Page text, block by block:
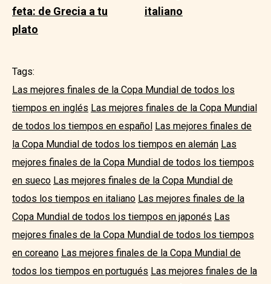
feta: de Grecia a tu
plato
italiano
Tags:
Las mejores finales de la Copa Mundial de todos los
tiempos en inglés Las mejores finales de la Copa Mundial
de todos los tiempos en español Las mejores finales de
la Copa Mundial de todos los tiempos en alemán Las
mejores finales de la Copa Mundial de todos los tiempos
en sueco Las mejores finales de la Copa Mundial de
todos los tiempos en italiano Las mejores finales de la
Copa Mundial de todos los tiempos en japonés Las
mejores finales de la Copa Mundial de todos los tiempos
en coreano Las mejores finales de la Copa Mundial de
todos los tiempos en portugués Las mejores finales de la